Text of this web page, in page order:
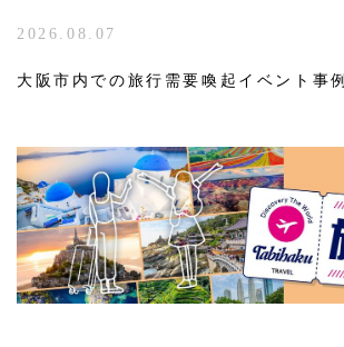
2026.08.07
大阪市内での旅行需要喚起イベント事例